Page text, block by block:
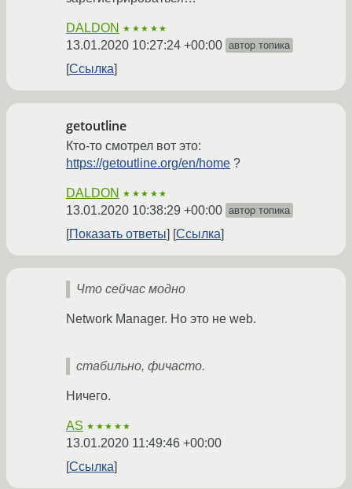
DALDON ★★★★★
13.01.2020 10:27:24 +00:00 автор топика
Ссылка
getoutline
Кто-то смотрел вот это:
https://getoutline.org/en/home ?
DALDON ★★★★★
13.01.2020 10:38:29 +00:00 автор топика
Показать ответы Ссылка
Что сейчас модно
Network Manager. Но это не web.
стабильно, фичасто.
Ничего.
AS ★★★★★
13.01.2020 11:49:46 +00:00
Ссылка